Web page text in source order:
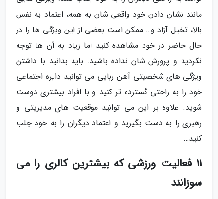
مانند نشان دادن خود واقعی شان به همه، اعتماد به نفس
بالا، تخیل آزاد و… ممکن است بعضی از این ویژگی ها را در
حال حاضر در خود مشاهده کنید اما زیاد به آن ها توجه
نکردید و پرورش شان نداده باشید. باید بدانید با داشتن
ویژگی های شخصیتی آهن ربایی می توانید دایره اجتماعی
خود را به راحتی گسترده تر کنید و با افراد بیشتری دوست
شوید. علاوه بر این می توانید موقعیت های مدیریتی و
رهبری را به دست بگیرید و اعتماد دیگران را به خود جلب
کنید…
11 فعالیت ورزشی که بیشترین کالری را می
سوزانند